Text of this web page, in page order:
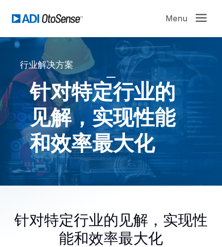
行业解决方案
针对特定行业的
见解，实现性能
和效率最大化
针对特定行业的见解，实现性
能和效率最大化